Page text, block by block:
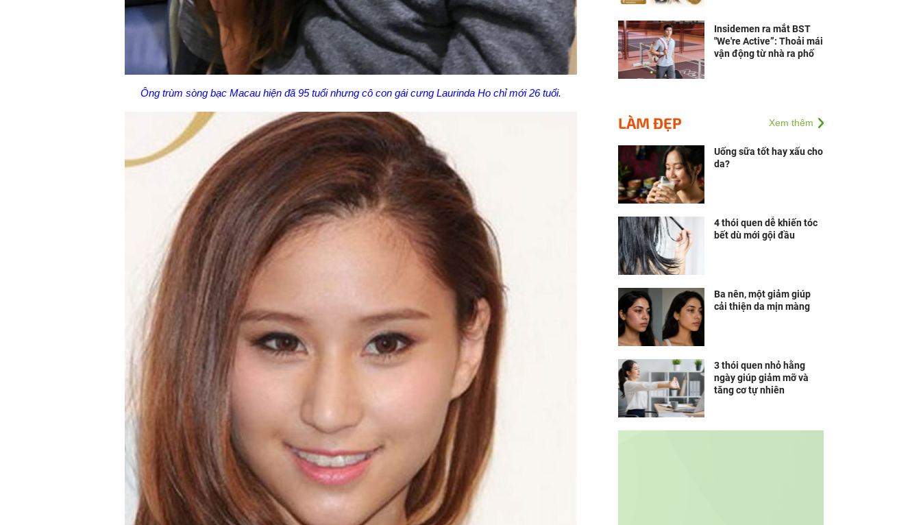
Ông trùm sòng bạc Macau hiện đã 95 tuổi nhưng cô con gái cưng Laurinda Ho chỉ mới 26 tuổi.
Insidemen ra mắt BST
"We're Active”: Thoải mái
vận động từ nhà ra phố
LÀM ĐẸP Xem thêm
Uống sữa tốt hay xấu cho
da?
4 thói quen dễ khiến tóc
bết dù mới gội đầu
Ba nên, một giảm giúp
cải thiện da mịn màng
3 thói quen nhỏ hằng
ngày giúp giảm mỡ và
tăng cơ tự nhiên